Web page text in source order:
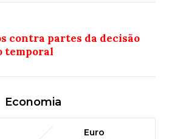
contra partes da decisão
temporal
Economia
Euro